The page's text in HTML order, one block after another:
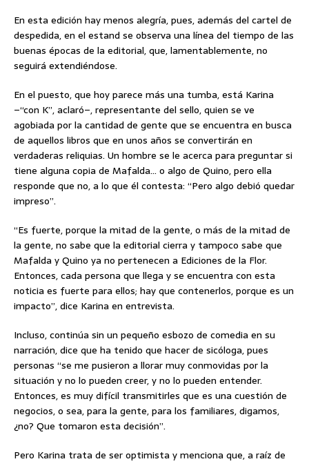
En esta edición hay menos alegría, pues, además del cartel de
despedida, en el estand se observa una línea del tiempo de las
buenas épocas de la editorial, que, lamentablemente, no
seguirá extendiéndose.
En el puesto, que hoy parece más una tumba, está Karina
–“con K”, aclaró–, representante del sello, quien se ve
agobiada por la cantidad de gente que se encuentra en busca
de aquellos libros que en unos años se convertirán en
verdaderas reliquias. Un hombre se le acerca para preguntar si
tiene alguna copia de Mafalda… o algo de Quino, pero ella
responde que no, a lo que él contesta: “Pero algo debió quedar
impreso”.
“Es fuerte, porque la mitad de la gente, o más de la mitad de
la gente, no sabe que la editorial cierra y tampoco sabe que
Mafalda y Quino ya no pertenecen a Ediciones de la Flor.
Entonces, cada persona que llega y se encuentra con esta
noticia es fuerte para ellos; hay que contenerlos, porque es un
impacto”, dice Karina en entrevista.
Incluso, continúa sin un pequeño esbozo de comedia en su
narración, dice que ha tenido que hacer de sicóloga, pues
personas “se me pusieron a llorar muy conmovidas por la
situación y no lo pueden creer, y no lo pueden entender.
Entonces, es muy difícil transmitirles que es una cuestión de
negocios, o sea, para la gente, para los familiares, digamos,
¿no? Que tomaron esta decisión”.
Pero Karina trata de ser optimista y menciona que, a raíz de